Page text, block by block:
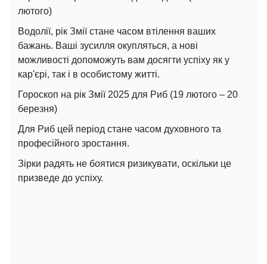
лютого)
Водолії, рік Змії стане часом втілення ваших
бажань. Ваші зусилля окупляться, а нові
можливості допоможуть вам досягти успіху як у
кар'єрі, так і в особистому житті.
Гороскоп на рік Змії 2025 для Риб (19 лютого – 20
березня)
Для Риб цей період стане часом духовного та
професійного зростання.
Зірки радять не боятися ризикувати, оскільки це
призведе до успіху.